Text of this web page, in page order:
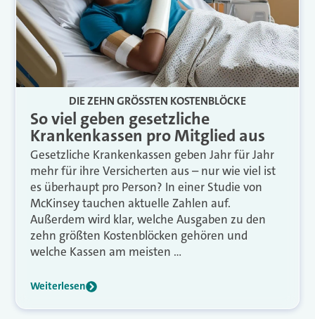
DIE ZEHN GRÖSSTEN KOSTENBLÖCKE
So viel geben gesetzliche
Krankenkassen pro Mitglied aus
Gesetzliche Krankenkassen geben Jahr für Jahr
mehr für ihre Versicherten aus – nur wie viel ist
es überhaupt pro Person? In einer Studie von
McKinsey tauchen aktuelle Zahlen auf.
Außerdem wird klar, welche Ausgaben zu den
zehn größten Kostenblöcken gehören und
welche Kassen am meisten …
Weiterlesen